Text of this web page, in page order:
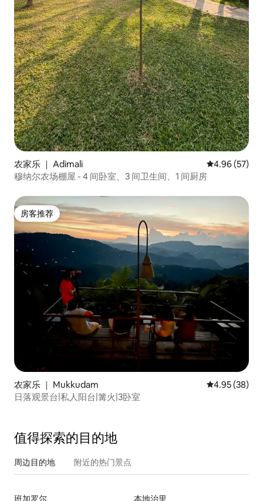
农家乐 ｜ Adimali 平均评分
4.96 (57)
穆纳尔农场棚屋 - 4 间卧室、3 间卫生间、1 间厨房
房客推荐
房客推荐
农家乐 ｜ Mukkudam 平均评分
4.95 (38)
日落观景台|私人阳台|篝火|3卧室
值得探索的目的地
周边目的地 附近的热门景点
班加罗尔 本地治里